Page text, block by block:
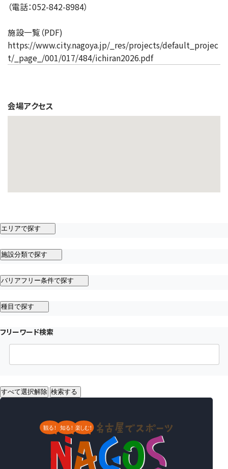
（電話：052-842-8984）
施設一覧（PDF)
https://www.city.nagoya.jp/_res/projects/default_projec
t/_page_/001/017/484/ichiran2026.pdf
会場アクセス
エリアで探す
施設分類で探す
バリアフリー条件で探す
種目で探す
フリーワード検索
すべて選択解除 検索する